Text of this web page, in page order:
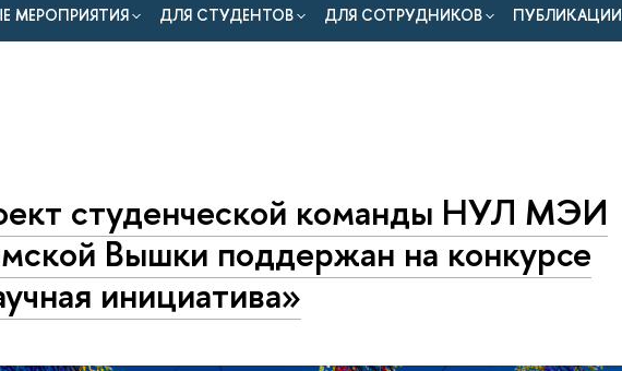
МЕРОПРИЯТИЯ ДЛЯ СТУДЕНТОВ ДЛЯ СОТРУДНИКОВ ПУБЛИКАЦИИ
студенческой команды НУЛ МЭИ
Вышки поддержан на конкурсе
инициатива»